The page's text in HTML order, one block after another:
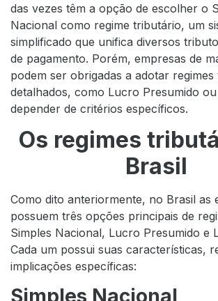
das vezes têm a opção de escolher o
Nacional como regime tributário, um
simplificado que unifica diversos
de pagamento. Porém, empresas de
podem ser obrigadas a adotar
detalhados, como Lucro Presumido
depender de critérios específicos.
Os regimes
Brasil
Como dito anteriormente, no Brasil as
possuem três opções principais de
Simples Nacional, Lucro Presumido e
Cada um possui suas características,
implicações específicas:
Simples Nacional